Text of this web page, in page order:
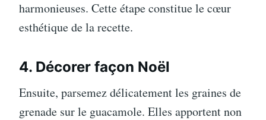
harmonieuses. Cette étape constitue le cœur
esthétique de la recette.
4. Décorer façon Noël
Ensuite, parsemez délicatement les graines de
grenade sur le guacamole. Elles apportent non